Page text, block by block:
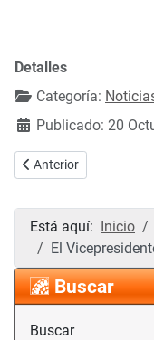
Detalles
Categoría:
Publicado: 20
Artículo anterior:
Anterior
Está aquí: Inicio
El
Buscar
Buscar